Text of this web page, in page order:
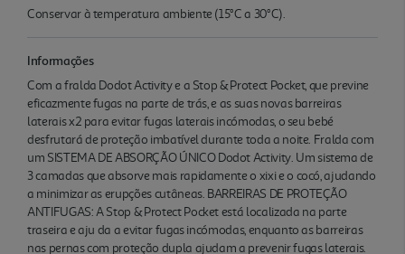
Conservar à temperatura ambiente (15°C a 30°C).
Informações
Com a fralda Dodot Activity e a Stop & Protect Pocket, que previne
eficazmente fugas na parte de trás, e as suas novas barreiras
laterais x2 para evitar fugas laterais incómodas, o seu bebé
desfrutará de proteção imbatível durante toda a noite. Fralda com
um SISTEMA DE ABSORÇÃO ÚNICO Dodot Activity. Um sistema de
3 camadas que absorve mais rapidamente o xixi e o cocó, ajudando
a minimizar as erupções cutâneas. BARREIRAS DE PROTEÇÃO
ANTIFUGAS: A Stop & Protect Pocket está localizada na parte
traseira e aju da a evitar fugas incómodas, enquanto as barreiras
nas pernas com proteção dupla ajudam a prevenir fugas laterais.